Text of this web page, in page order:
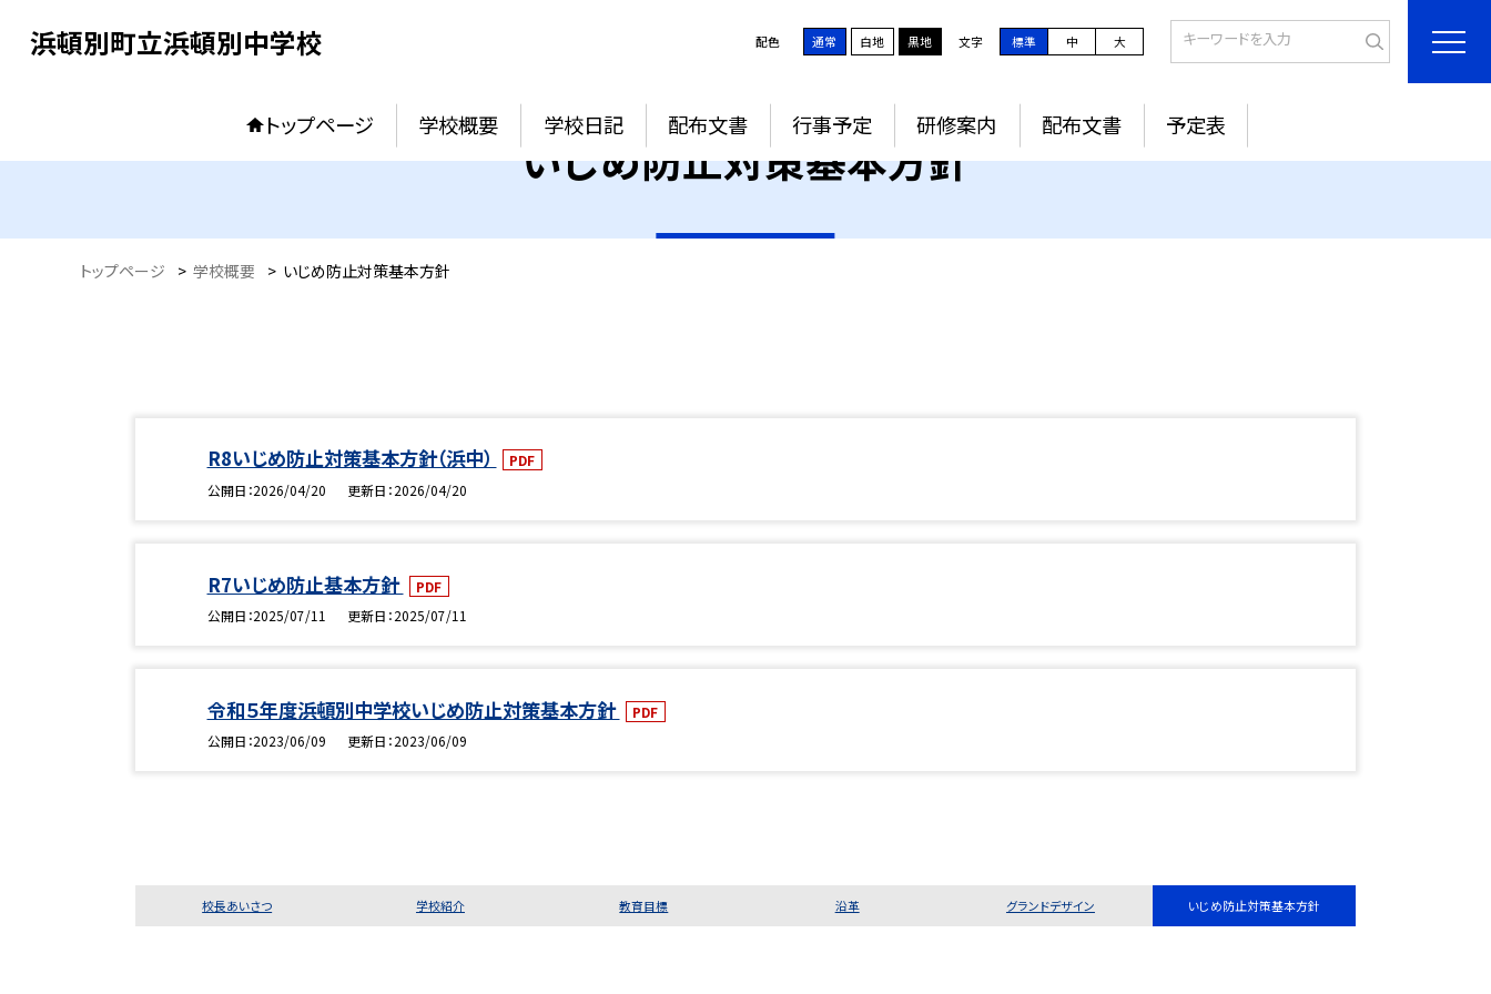
浜頓別町立浜頓別中学校 配色 通常 白地 黒地 文字 標準 中 大
トップページ 学校概要 学校日記 配布文書 行事予定 研修案内 配布文書 予定表
いじめ防止対策基本方針
トップページ > 学校概要 > いじめ防止対策基本方針
R8いじめ防止対策基本方針（浜中）
PDF
公開日 2026/04/20 更新日 2026/04/20
R7いじめ防止基本方針
PDF
公開日 2025/07/11 更新日 2025/07/11
令和５年度浜頓別中学校いじめ防止対策基本方針
PDF
公開日 2023/06/09 更新日 2023/06/09
校長あいさつ 学校紹介 教育目標 沿革 グランドデザイン いじめ防止対策基本方針